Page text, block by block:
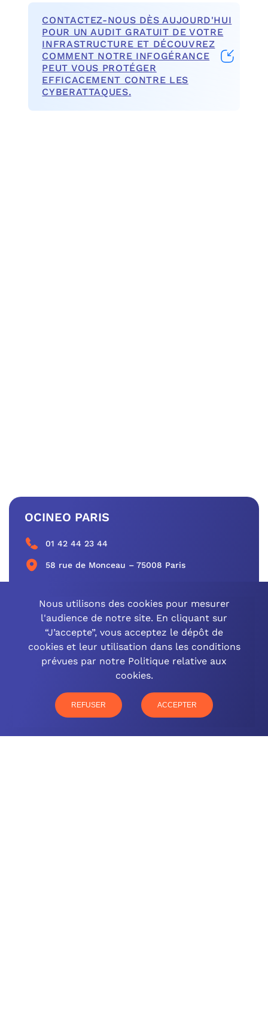
CONTACTEZ-NOUS DÈS AUJOURD'HUI
POUR UN AUDIT GRATUIT DE VOTRE
INFRASTRUCTURE ET DÉCOUVREZ
COMMENT NOTRE INFOGÉRANCE
PEUT VOUS PROTÉGER
EFFICACEMENT CONTRE LES
CYBERATTAQUES.
OCINEO PARIS
01 42 44 23 44
58 rue de Monceau – 75008 Paris
CONTACTEZ-NOUS
OCINEO GRAND EST
77 rue Paul Douce – 51480 Damery
CONTACTEZ-NOUS
Nous utilisons des cookies pour mesurer
l'audience de notre site. En cliquant sur
“J’accepte”, vous acceptez le dépôt de
cookies et leur utilisation dans les conditions
prévues par notre Politique relative aux
cookies.
REFUSER ACCEPTER